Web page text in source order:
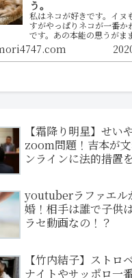
う。
私はネコが好きです。イヌ
すがやっぱりネコが一番か
です。あの本能の思うがま
する所が大好きな理由です
you tubeで見つけた動画を
うぞご覧くださいな！
【霜降り明星】せい
zoom問題！吉本が
ンラインに法的措置
youtuberラファエル
婚！相手は誰で子供
ラセ動画なの！？
【竹内結子】ストロ
ナイトやサッポロ一